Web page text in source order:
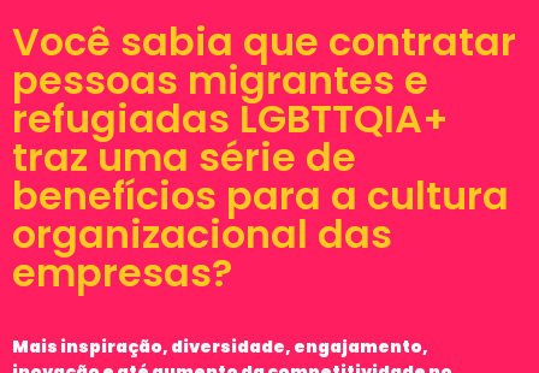
Você sabia que contratar
pessoas migrantes e
refugiadas LGBTTQIA+
traz uma série de
benefícios para a cultura
organizacional das
empresas?
Mais inspiração, diversidade, engajamento,